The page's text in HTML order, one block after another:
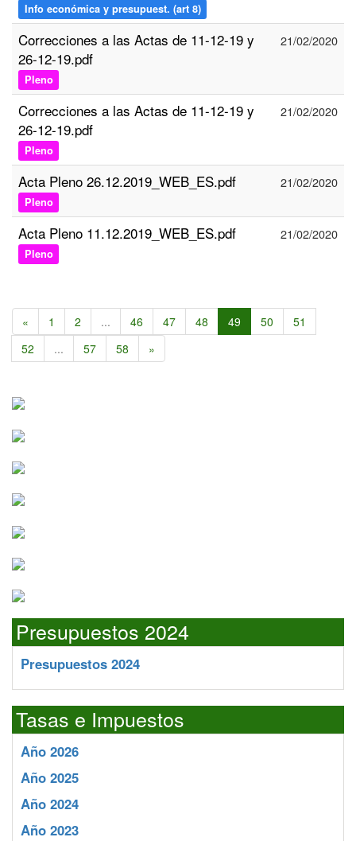
Info económica y presupuest. (art 8)
Correcciones a las Actas de 11-12-19 y
26-12-19.pdf
Pleno
21/02/2020
Correcciones a las Actas de 11-12-19 y
26-12-19.pdf
Pleno
21/02/2020
Acta Pleno 26.12.2019_WEB_ES.pdf
Pleno
21/02/2020
Acta Pleno 11.12.2019_WEB_ES.pdf
Pleno
21/02/2020
« 1 2 ... 46 47 48 49 50
51
52
... 57 58 »
Presupuestos 2024
Presupuestos 2024
Tasas e Impuestos
Año 2026
Año 2025
Año 2024
Año 2023